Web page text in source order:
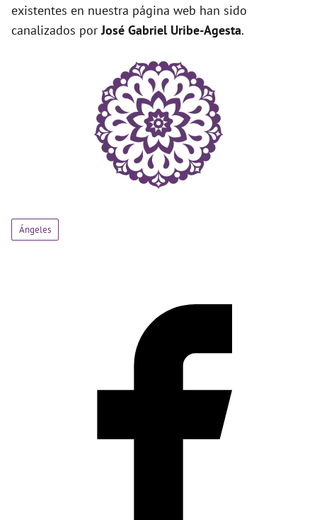
existentes en nuestra página web han sido
canalizados porJosé Gabriel Uribe-Agesta.
Ángeles